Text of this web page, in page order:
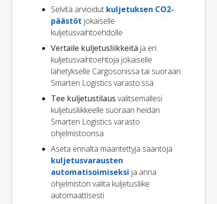
Selvitä arvioidut kuljetuksen CO2-
päästöt jokaiselle
kuljetusvaihtoehdolle
Vertaile kuljetusliikkeitä ja eri
kuljetusvaihtoehtoja jokaiselle
lähetykselle Cargosonissa tai suoraan
Smarten Logistics varasto:ssä
Tee kuljetustilaus valitsemallesi
kuljetusliikkeelle suoraan heidän
Smarten Logistics varasto
ohjelmistoonsa
Aseta ennalta määritettyjä sääntöjä
kuljetusvarausten
automatisoimiseksi ja anna
ohjelmiston valita kuljetusliike
automaattisesti